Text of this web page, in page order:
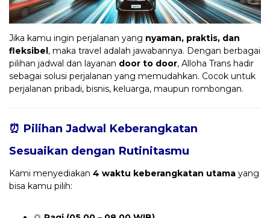
Jika kamu ingin perjalanan yang nyaman, praktis, dan
fleksibel, maka travel adalah jawabannya. Dengan berbagai
pilihan jadwal dan layanan door to door, Alloha Trans hadir
sebagai solusi perjalanan yang memudahkan. Cocok untuk
perjalanan pribadi, bisnis, keluarga, maupun rombongan.
⏰ Pilihan Jadwal Keberangkatan
Sesuaikan dengan Rutinitasmu
Kami menyediakan 4 waktu keberangkatan utama yang
bisa kamu pilih: